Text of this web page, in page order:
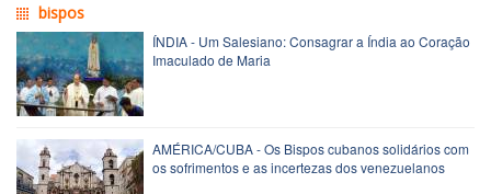
bispos
ÍNDIA - Um Salesiano: Consagrar a Índia ao Coração
Imaculado de Maria
AMÉRICA/CUBA - Os Bispos cubanos solidários com
os sofrimentos e as incertezas dos venezuelanos